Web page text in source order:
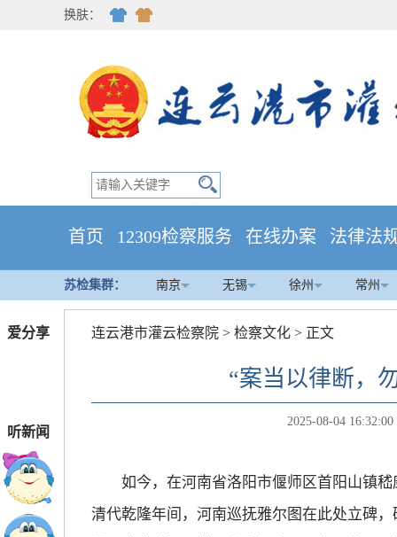
爱分享
听新闻
换肤：
首页 12309检察服务 在线办案 法律法
苏检集群： 南京 无锡 徐州 常州
连云港市灌云检察院 > 检察文化 > 正文
“案当以律断，
2025-08-04 16:32:00
如今，在河南省洛阳市偃师区首阳山镇嵇
清代乾隆年间，河南巡抚雅尔图在此处立碑